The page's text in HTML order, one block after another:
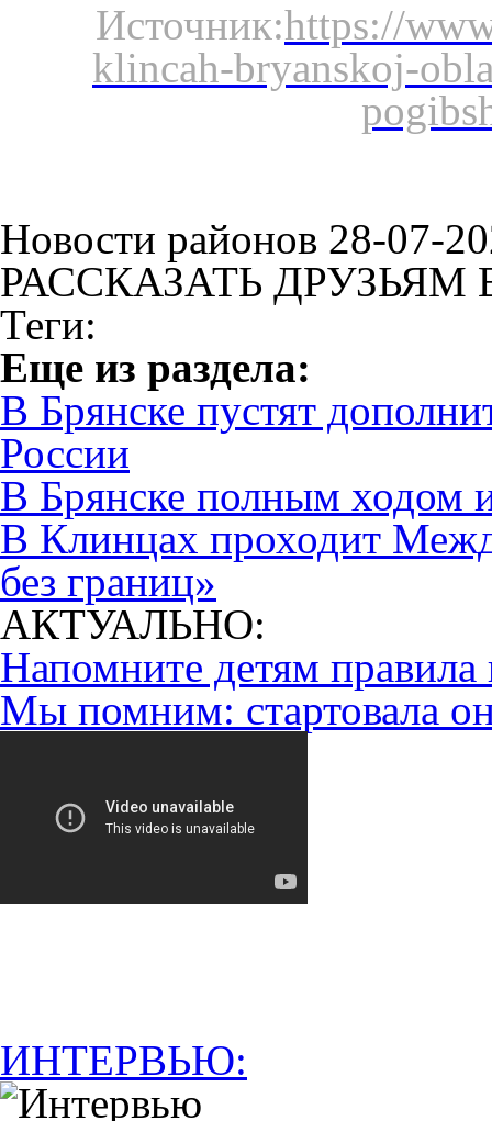
Источник:https://
klincah-bryanskoj-
Новости районов 28-07-
РАССКАЗАТЬ ДРУЗЬЯМ
Теги:
Eще из раздела:
В Брянске пустят
России
В Брянске полным ходом
В Клинцах проходит
без границ»
АКТУАЛЬНО:
Напомните детям правила
Мы помним: стартовала
ИНТЕРВЬЮ: